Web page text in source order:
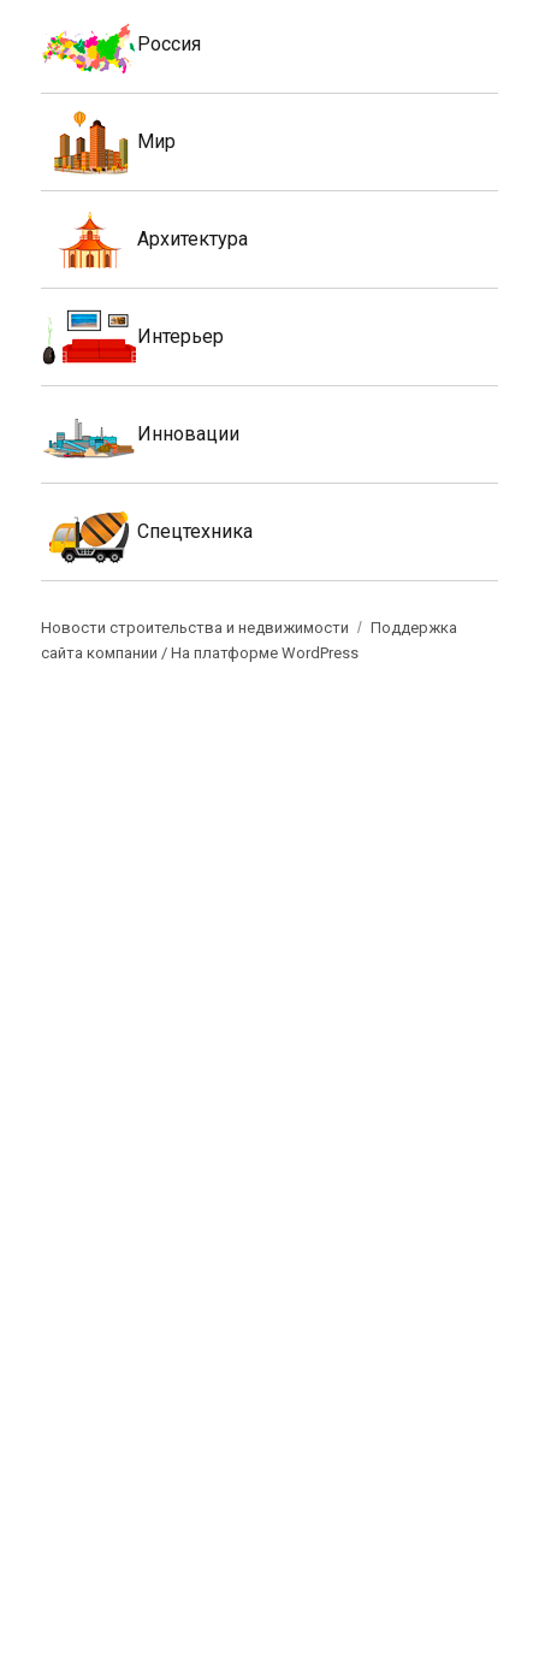
Россия
Мир
Архитектура
Интерьер
Инновации
Спецтехника
Новости строительства и недвижимости
Поддержка
сайта компании /На платформе WordPress